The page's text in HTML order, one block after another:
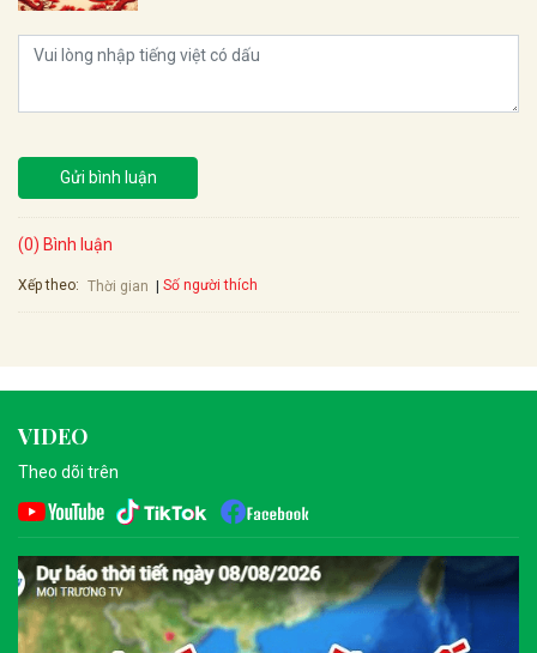
Gửi bình luận
(0) Bình luận
Xếp theo: Thời gian Số người thích
VIDEO
Theo dõi trên